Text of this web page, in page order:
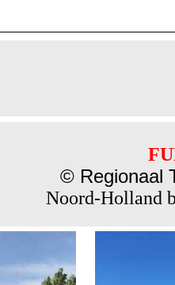
© Regionaal
Noord-Holland